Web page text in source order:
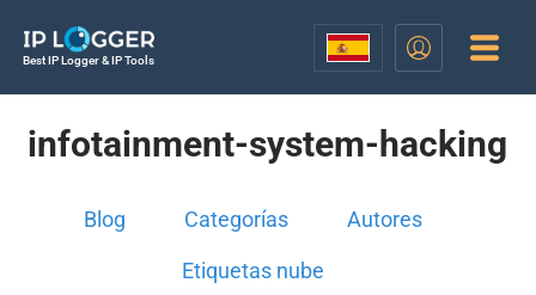
Best IP Logger & IP Tools
infotainment-system-hacking
Blog Categorías Autores
Etiquetas nube